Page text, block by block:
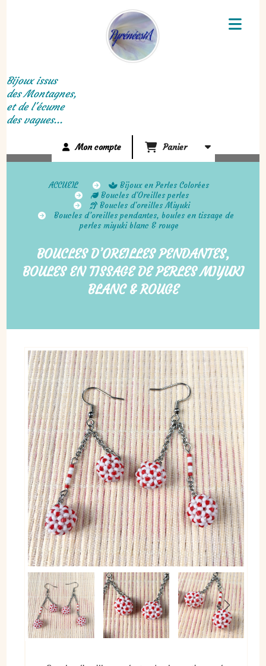
Bijoux issus
des Montagnes,
et de l'écume
des vagues...
Mon compte Panier
ACCUEIL
Bijoux en Perles Colorées
Boucles d'Oreilles perles
Boucles d'oreilles Miyuki
Boucles d’oreilles pendantes, boules en tissage de
perles miyuki blanc & rouge
BOUCLES D’OREILLES PENDANTES,
BOULES EN TISSAGE DE PERLES MIYUKI
BLANC & ROUGE